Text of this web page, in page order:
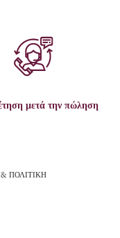
μετά την πώληση
ΠΟΛΙΤΙΚΗ